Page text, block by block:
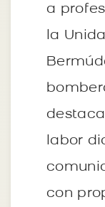
a
la
labor
con